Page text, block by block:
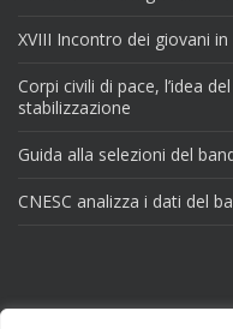
XVIII Incontro dei giovani
Corpi civili di pace, l’idea
stabilizzazione
Guida alla selezioni del
CNESC analizza i dati del